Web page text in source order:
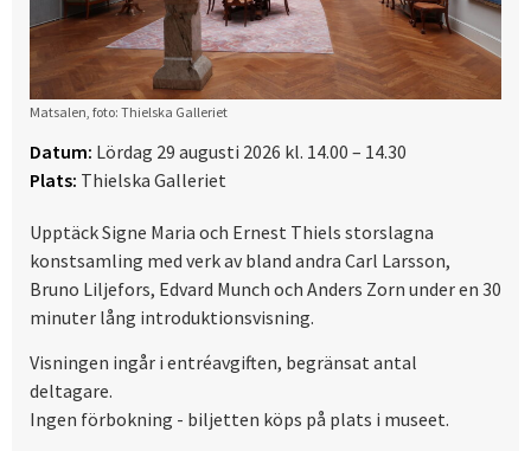
Matsalen, foto: Thielska Galleriet
Datum: Lördag 29 augusti 2026 kl. 14.00 – 14.30
Plats: Thielska Galleriet
Upptäck Signe Maria och Ernest Thiels storslagna
konstsamling med verk av bland andra Carl Larsson,
Bruno Liljefors, Edvard Munch och Anders Zorn under en 30
minuter lång introduktionsvisning.
Visningen ingår i entréavgiften, begränsat antal
deltagare.
Ingen förbokning - biljetten köps på plats i museet.